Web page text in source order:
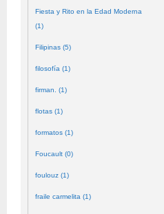
Fiesta y Rito en la Edad Moderna
(1)
Filipinas (5)
filosofía (1)
firman. (1)
flotas (1)
formatos (1)
Foucault (0)
foulouz (1)
fraile carmelita (1)